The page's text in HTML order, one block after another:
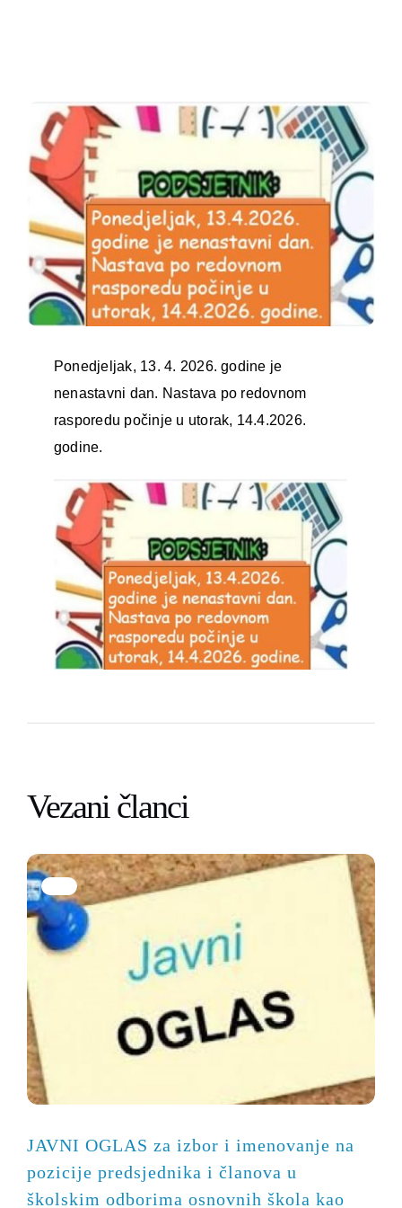
Ponedjeljak, 13. 4. 2026. godine je
nenastavni dan. Nastava po redovnom
rasporedu počinje u utorak, 14.4.2026.
godine.
Vezani članci
JAVNI OGLAS za izbor i imenovanje na
pozicije predsjednika i članova u
školskim odborima osnovnih škola kao